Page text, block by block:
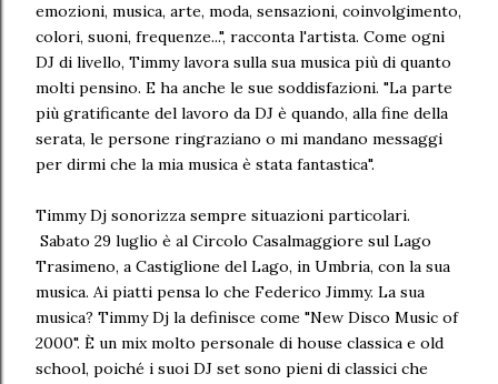
emozioni, musica, arte, moda, sensazioni, coinvolgimento,
colori, suoni, frequenze...", racconta l'artista. Come ogni
DJ di livello, Timmy lavora sulla sua musica più di quanto
molti pensino. E ha anche le sue soddisfazioni. "La parte
più gratificante del lavoro da DJ è quando, alla fine della
serata, le persone ringraziano o mi mandano messaggi
per dirmi che la mia musica è stata fantastica".
Timmy Dj sonorizza sempre situazioni particolari.
Sabato 29 luglio è al Circolo Casalmaggiore sul Lago
Trasimeno, a Castiglione del Lago, in Umbria, con la sua
musica. Ai piatti pensa lo che Federico Jimmy. La sua
musica? Timmy Dj la definisce come "New Disco Music of
2000". È un mix molto personale di house classica e old
school, poiché i suoi DJ set sono pieni di classici che